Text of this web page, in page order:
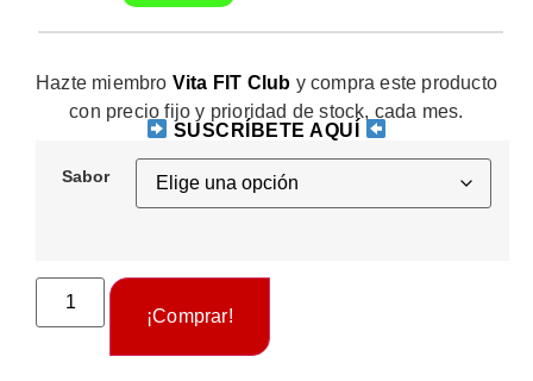
Hazte miembro Vita FIT Club y compra este producto
con precio fijo y prioridad de stock, cada mes.
SUSCRÍBETE AQUÍ
Sabor
¡Comprar!